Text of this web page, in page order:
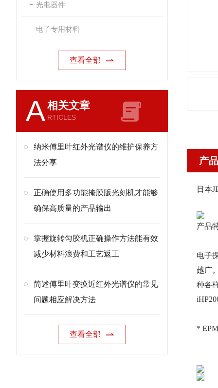
光电器件
电子专用材料
查看全部
A相关文章
RTICLES
纳米傅里叶红外光谱仪的维护保养方
法分享
正确使用多功能掩膜版光刻机才能够
确保高质量的产品输出
掌握旋转匀胶机正确操作方法能有效
减少材料浪费和工艺返工
简述傅里叶变换近红外光谱仪的常见
问题相应解决方法
查看全部
产
日本
产品
电子
越广
种各
*